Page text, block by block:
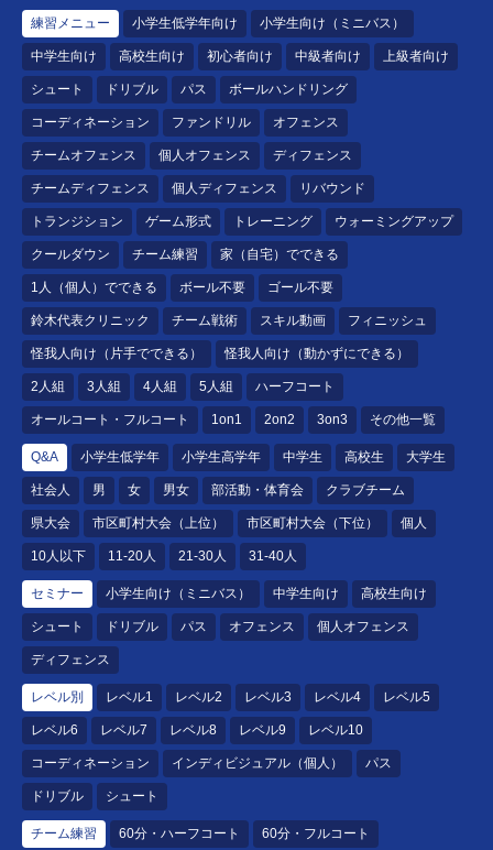
練習メニュー 小学生低学年向け 小学生向け（ミニバス）
中学生向け 高校生向け 初心者向け 中級者向け 上級者向け
シュート ドリブル パス ボールハンドリング
コーディネーション ファンドリル オフェンス
チームオフェンス 個人オフェンス ディフェンス
チームディフェンス 個人ディフェンス リバウンド
トランジション ゲーム形式 トレーニング ウォーミングアップ
クールダウン チーム練習 家（自宅）でできる
1人（個人）でできる ボール不要 ゴール不要
鈴木代表クリニック チーム戦術 スキル動画 フィニッシュ
怪我人向け（片手でできる） 怪我人向け（動かずにできる）
2人組 3人組 4人組 5人組 ハーフコート
オールコート・フルコート 1on1 2on2 3on3 その他一覧
Q&A 小学生低学年 小学生高学年 中学生 高校生 大学生
社会人 男 女 男女 部活動・体育会 クラブチーム
県大会 市区町村大会（上位） 市区町村大会（下位） 個人
10人以下 11-20人 21-30人 31-40人
セミナー 小学生向け（ミニバス） 中学生向け 高校生向け
シュート ドリブル パス オフェンス 個人オフェンス
ディフェンス
レベル別 レベル1 レベル2 レベル3 レベル4 レベル5
レベル6 レベル7 レベル8 レベル9 レベル10
コーディネーション インディビジュアル（個人） パス
ドリブル シュート
チーム練習 60分・ハーフコート 60分・フルコート